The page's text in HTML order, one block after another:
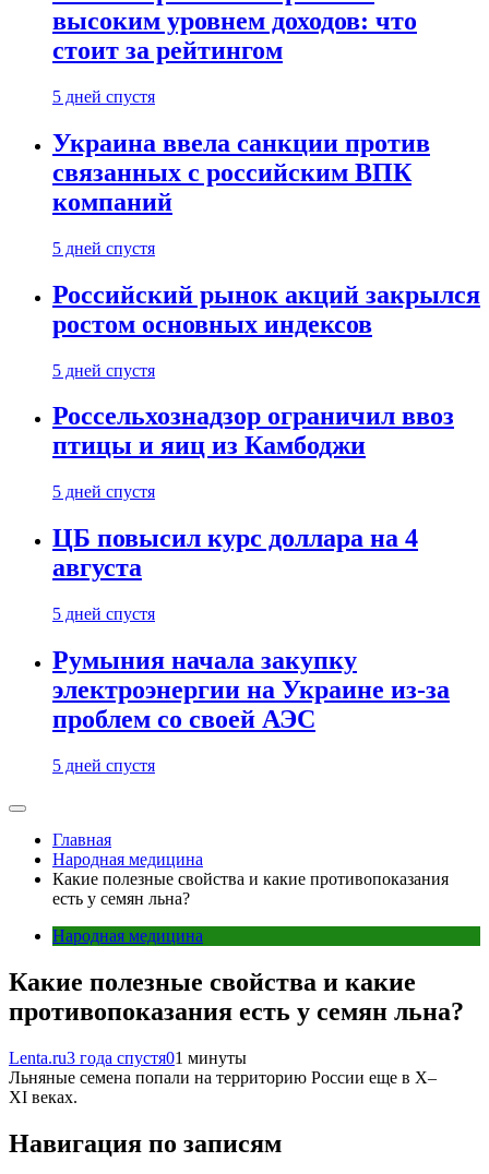
высоким уровнем доходов: что
стоит за рейтингом
5 дней спустя
Украина ввела санкции против
связанных с российским ВПК
компаний
5 дней спустя
Российский рынок акций закрылся
ростом основных индексов
5 дней спустя
Россельхознадзор ограничил ввоз
птицы и яиц из Камбоджи
5 дней спустя
ЦБ повысил курс доллара на 4
августа
5 дней спустя
Румыния начала закупку
электроэнергии на Украине из-за
проблем со своей АЭС
5 дней спустя
Главная
Народная медицина
Какие полезные свойства и какие противопоказания
есть у семян льна?
Народная медицина
Какие полезные свойства и какие
противопоказания есть у семян льна?
Lenta.ru3 года спустя01 минуты
Льняные семена попали на территорию России еще в X–
XI веках.
Навигация по записям